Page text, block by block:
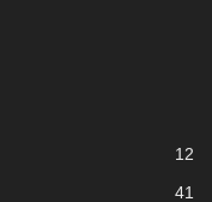
12
41